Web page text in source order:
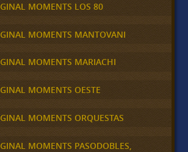
MOMENTS LOS 80
MOMENTS MANTOVANI
MOMENTS MARIACHI
MOMENTS OESTE
MOMENTS ORQUESTAS
MOMENTS PASODOBLES,